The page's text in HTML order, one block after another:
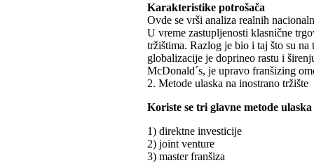
Karakteristike potrošača
Ovde se vrši analiza realnih
U vreme zastupljenosti klasnične
tržištima. Razlog je bio i taj što su
globalizacije je doprineo rastu i
McDonald´s, je upravo franšizing
2. Metode ulaska na inostrano tržište
Koriste se tri glavne metode
1) direktne investicije
2) joint venture
3) master franšiza